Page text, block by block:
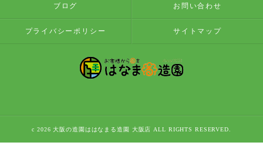
ブログ お問い合わせ
プライバシーポリシー サイトマップ
c 2026 大阪の造園ははなまる造園 大阪店 ALL RIGHTS RESERVED.